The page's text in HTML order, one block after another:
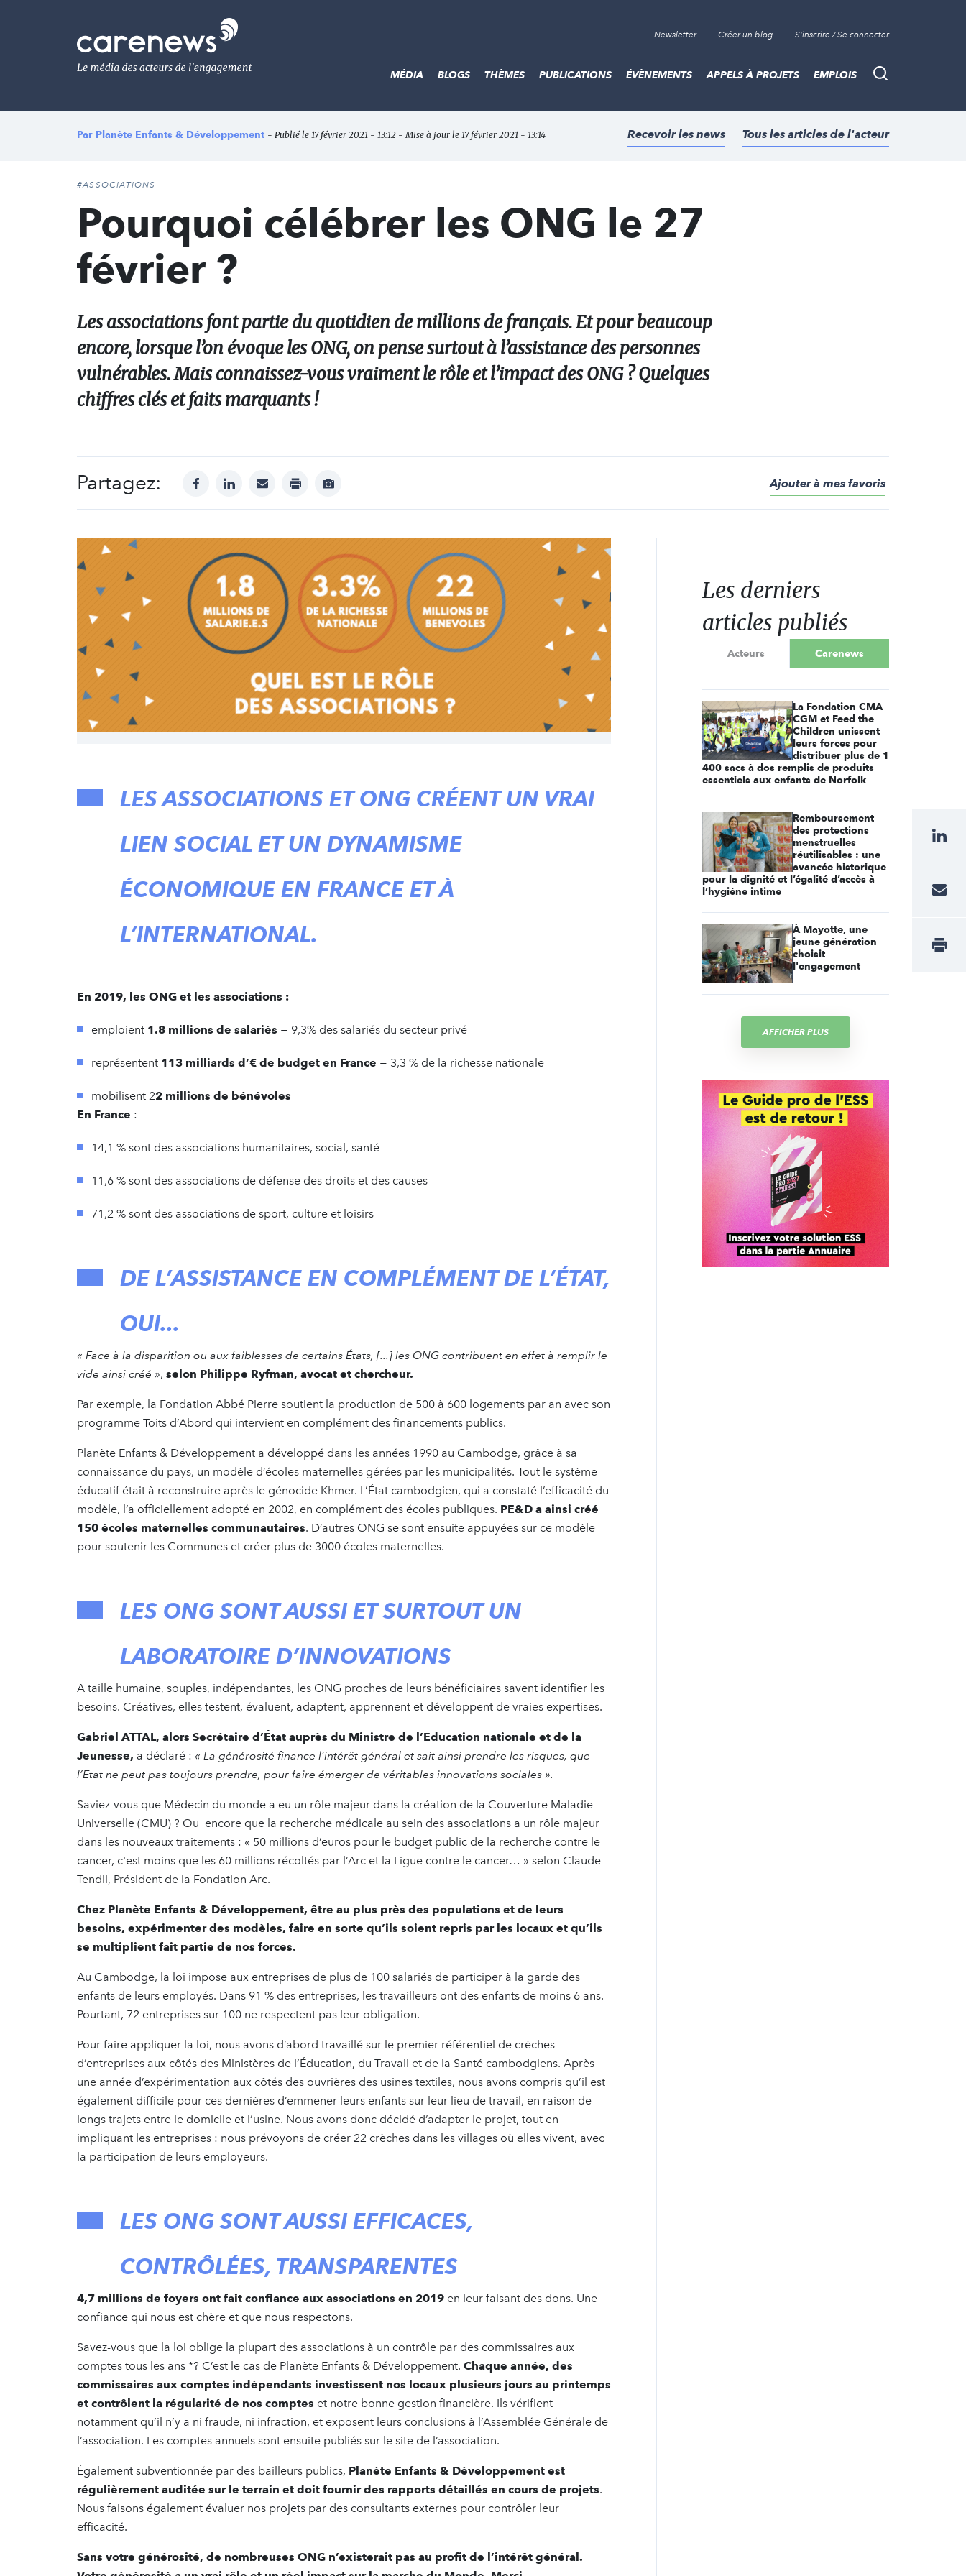
Le
média
de
l'engagement
Newsletter Créer un blog S'inscrire / Se connecter
Recherche
MÉDIA BLOGS THÈMES PUBLICATIONS ÉVÈNEMENTS APPELS À PROJETS EMPLOIS
Par Planète Enfants & Développement - Publié le 17 février 2021 - 13:12 - Mise à jour le 17 février 2021 - 13:14 Recevoir les news Tous les articles de l'acteur
#ASSOCIATIONS
Pourquoi célébrer les ONG le 27
février ?
Les associations font partie du quotidien de millions de français. Et pour beaucoup
encore, lorsque l’on évoque les ONG, on pense surtout à l’assistance des personnes
vulnérables. Mais connaissez-vous vraiment le rôle et l’impact des ONG ? Quelques
chiffres clés et faits marquants !
Partagez: facebooklinkedinmail print
Afficher
Ajouter à mes favoris
LES ASSOCIATIONS ET ONG CRÉENT UN VRAI
LIEN SOCIAL ET UN DYNAMISME
ÉCONOMIQUE EN FRANCE ET À
L’INTERNATIONAL.
En 2019, les ONG et les associations :
emploient 1.8 millions de salariés = 9,3% des salariés du secteur privé
représentent 113 milliards d’€ de budget en France = 3,3 % de la richesse nationale
mobilisent 22 millions de bénévoles
En France :
14,1 % sont des associations humanitaires, social, santé
11,6 % sont des associations de défense des droits et des causes
71,2 % sont des associations de sport, culture et loisirs
DE L’ASSISTANCE EN COMPLÉMENT DE L’ÉTAT,
OUI...
« Face à la disparition ou aux faiblesses de certains États, [...] les ONG contribuent en effet à remplir le
vide ainsi créé », selon Philippe Ryfman, avocat et chercheur.
Par exemple, la Fondation Abbé Pierre soutient la production de 500 à 600 logements par an avec son
programme Toits d’Abord qui intervient en complément des financements publics.
Planète Enfants & Développement a développé dans les années 1990 au Cambodge, grâce à sa
connaissance du pays, un modèle d’écoles maternelles gérées par les municipalités. Tout le système
éducatif était à reconstruire après le génocide Khmer. L’État cambodgien, qui a constaté l’efficacité du
modèle, l’a officiellement adopté en 2002, en complément des écoles publiques. PE&D a ainsi créé
150 écoles maternelles communautaires. D’autres ONG se sont ensuite appuyées sur ce modèle
pour soutenir les Communes et créer plus de 3000 écoles maternelles.
LES ONG SONT AUSSI ET SURTOUT UN
LABORATOIRE D’INNOVATIONS
A taille humaine, souples, indépendantes, les ONG proches de leurs bénéficiaires savent identifier les
besoins. Créatives, elles testent, évaluent, adaptent, apprennent et développent de vraies expertises.
Gabriel ATTAL, alors Secrétaire d’État auprès du Ministre de l’Education nationale et de la
Jeunesse, a déclaré : « La générosité finance l’intérêt général et sait ainsi prendre les risques, que
l’Etat ne peut pas toujours prendre, pour faire émerger de véritables innovations sociales ».
Saviez-vous que Médecin du monde a eu un rôle majeur dans la création de la Couverture Maladie
Universelle (CMU) ? Ou encore que la recherche médicale au sein des associations a un rôle majeur
dans les nouveaux traitements : « 50 millions d’euros pour le budget public de la recherche contre le
cancer, c'est moins que les 60 millions récoltés par l’Arc et la Ligue contre le cancer… » selon Claude
Tendil, Président de la Fondation Arc.
Chez Planète Enfants & Développement, être au plus près des populations et de leurs
besoins, expérimenter des modèles, faire en sorte qu’ils soient repris par les locaux et qu’ils
se multiplient fait partie de nos forces.
Au Cambodge, la loi impose aux entreprises de plus de 100 salariés de participer à la garde des
enfants de leurs employés. Dans 91 % des entreprises, les travailleurs ont des enfants de moins 6 ans.
Pourtant, 72 entreprises sur 100 ne respectent pas leur obligation.
Pour faire appliquer la loi, nous avons d’abord travaillé sur le premier référentiel de crèches
d’entreprises aux côtés des Ministères de l’Éducation, du Travail et de la Santé cambodgiens. Après
une année d’expérimentation aux côtés des ouvrières des usines textiles, nous avons compris qu’il est
également difficile pour ces dernières d’emmener leurs enfants sur leur lieu de travail, en raison de
longs trajets entre le domicile et l’usine. Nous avons donc décidé d’adapter le projet, tout en
impliquant les entreprises : nous prévoyons de créer 22 crèches dans les villages où elles vivent, avec
la participation de leurs employeurs.
LES ONG SONT AUSSI EFFICACES,
CONTRÔLÉES, TRANSPARENTES
4,7 millions de foyers ont fait confiance aux associations en 2019 en leur faisant des dons. Une
confiance qui nous est chère et que nous respectons.
Savez-vous que la loi oblige la plupart des associations à un contrôle par des commissaires aux
comptes tous les ans *? C’est le cas de Planète Enfants & Développement. Chaque année, des
commissaires aux comptes indépendants investissent nos locaux plusieurs jours au printemps
et contrôlent la régularité de nos comptes et notre bonne gestion financière. Ils vérifient
notamment qu’il n’y a ni fraude, ni infraction, et exposent leurs conclusions à l’Assemblée Générale de
l’association. Les comptes annuels sont ensuite publiés sur le site de l’association.
Également subventionnée par des bailleurs publics, Planète Enfants & Développement est
régulièrement auditée sur le terrain et doit fournir des rapports détaillés en cours de projets.
Nous faisons également évaluer nos projets par des consultants externes pour contrôler leur
efficacité.
Sans votre générosité, de nombreuses ONG n’existerait pas au profit de l’intérêt général.
Les derniers
articles publiés
Acteurs Carenews
La Fondation CMA
CGM et Feed the
Children unissent
leurs forces pour
distribuer plus de 1
400 sacs à dos remplis de produits
essentiels aux enfants de Norfolk
Remboursement
des protections
menstruelles
réutilisables : une
avancée historique
pour la dignité et l’égalité d’accès à
l’hygiène intime
À Mayotte, une
jeune génération
choisit
l'engagement
AFFICHER PLUS